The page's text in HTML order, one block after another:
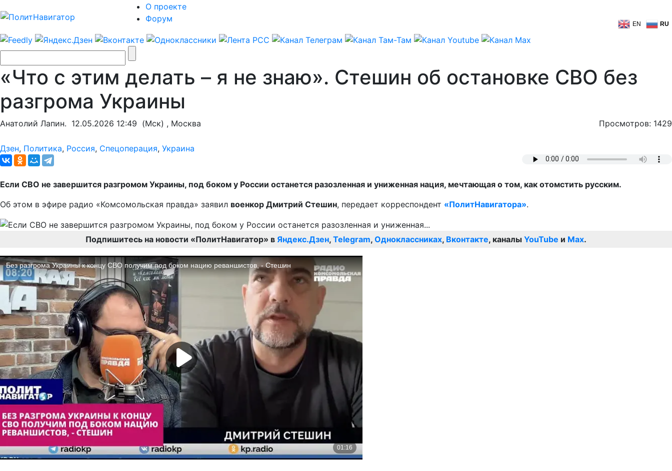
О проекте
Форум
EN RU
«Что с этим делать – я не знаю». Стешин об остановке СВО без
разгрома Украины
Анатолий Лапин. 12.05.2026 12:49 (Мск) , Москва Просмотров: 1429
Дзен, Политика, Россия, Спецоперация, Украина
Если СВО не завершится разгромом Украины, под боком у России останется разозленная и униженная нация, мечтающая о том, как отомстить русским.
Об этом в эфире радио «Комсомольская правда» заявил военкор Дмитрий Стешин, передает корреспондент «ПолитНавигатора».
Подпишитесь на новости «ПолитНавигатор» в Яндекс.Дзен, Telegram, Одноклассниках, Вконтакте, каналы YouTube и Max.